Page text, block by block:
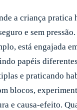
a criança pratica
e sem
está engajada
papéis
e praticando
blocos,
e causa-efeito.